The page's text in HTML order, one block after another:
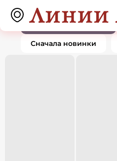
Кольца 0 товаров
По популярности
Сначала новинки